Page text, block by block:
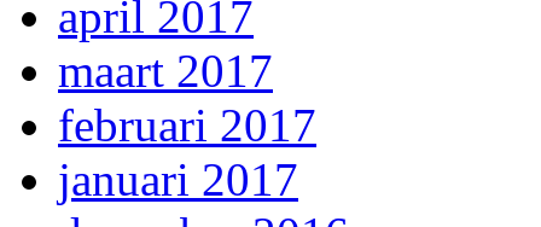
april 2017
maart 2017
februari 2017
januari 2017